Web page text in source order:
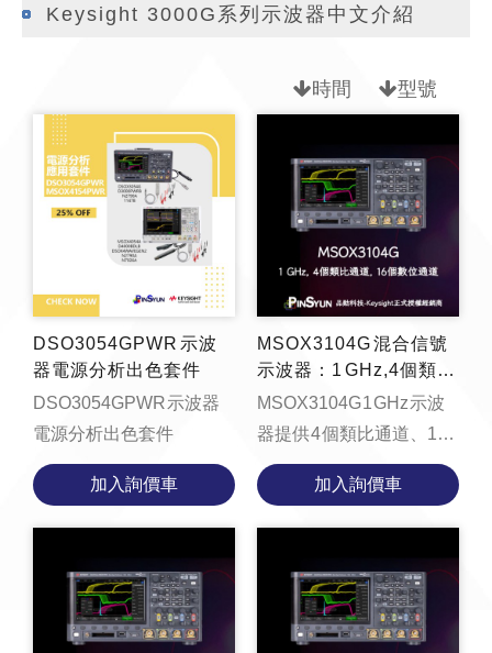
Keysight 3000G系列示波器中文介紹
時間 型號
DSO3054GPWR 示波
器電源分析出色套件
DSO3054GPWR 示波器
電源分析出色套件
加入詢價車
MSOX3104G 混合信號
示波器：1 GHz,4個類比
通道和 16 個數位通道
MSOX3104G 1 GHz 示波
器提供 4 個類比通道、16
個數位通道、4 Mpts 記憶
體、每秒 1,000,000 個波
形的更新速率、支援區域
加入詢價車